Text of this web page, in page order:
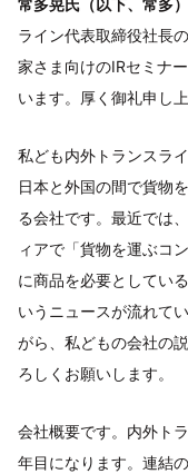
ライン代表取締役社長
家さま向けのIRセミナ
います。厚く御礼申し上
私ども内外トランスラ
日本と外国の間で貨物
る会社です。最近では
ィアで「貨物を運ぶコ
に商品を必要としてい
いうニュースが流れて
がら、私どもの会社の
ろしくお願いします。
会社概要です。内外ト
年目になります。連結